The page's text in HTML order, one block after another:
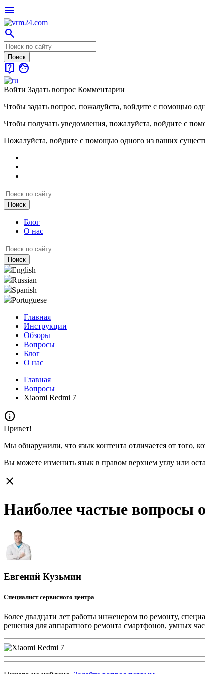
menu
search
live_help face
Войти Задать вопрос Комментарии
Чтобы задать вопрос, пожалуйста, войдите с помощью
Чтобы получать уведомления, пожалуйста, войдите с
Пожалуйста, войдите с помощью одного из ваших
Блог
О нас
English
Russian
Spanish
Portuguese
Главная
Инструкции
Обзоры
Вопросы
Блог
О нас
Главная
Вопросы
Xiaomi Redmi 7
info
Привет!
Мы обнаружили, что язык контента отличается от того,
Вы можете изменить язык в правом верхнем углу или
close
Наиболее частые вопросы
Евгений Кузьмин
Специалист сервисного центра
Более двадцати лет работы инженером по ремонту,
решения для аппаратного ремонта смартфонов, умных